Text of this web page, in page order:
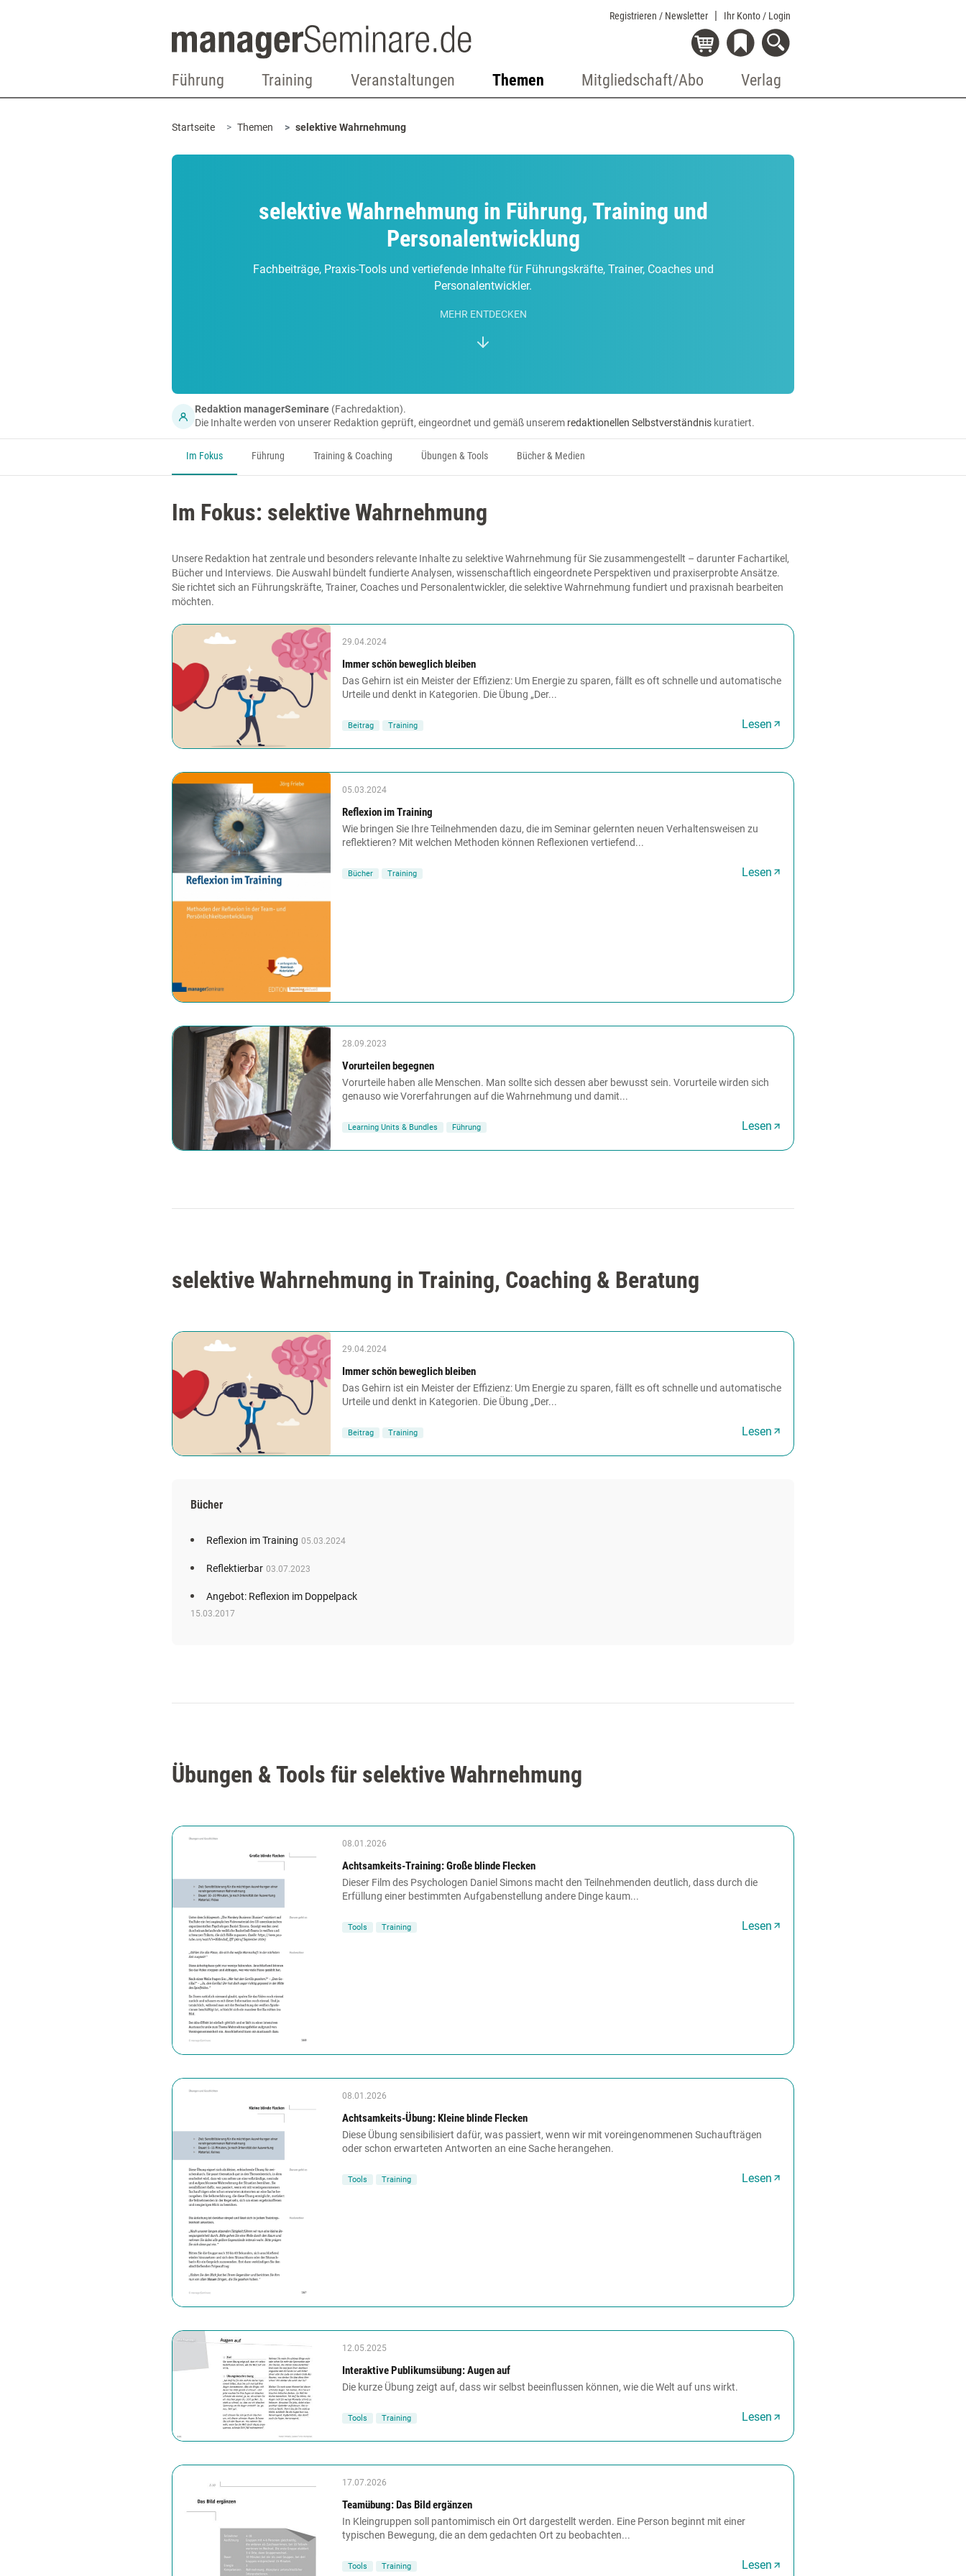
Registrieren / Newsletter Ihr Konto / Login
Führung Training Veranstaltungen Themen Mitgliedschaft/Abo Verlag
Startseite Themen selektive Wahrnehmung
selektive Wahrnehmung in Führung, Training und
Personalentwicklung
Fachbeiträge, Praxis-Tools und vertiefende Inhalte für Führungskräfte, Trainer, Coaches und
Personalentwickler.
MEHR ENTDECKEN
Redaktion managerSeminare (Fachredaktion).
Die Inhalte werden von unserer Redaktion geprüft, eingeordnet und gemäß unserem redaktionellen Selbstverständnis kuratiert.
Im Fokus Führung Training & Coaching Übungen & Tools Bücher & Medien
Im Fokus: selektive Wahrnehmung
Unsere Redaktion hat zentrale und besonders relevante Inhalte zu selektive Wahrnehmung für Sie zusammengestellt – darunter Fachartikel,
Bücher und Interviews. Die Auswahl bündelt fundierte Analysen, wissenschaftlich eingeordnete Perspektiven und praxiserprobte Ansätze.
Sie richtet sich an Führungskräfte, Trainer, Coaches und Personalentwickler, die selektive Wahrnehmung fundiert und praxisnah bearbeiten
möchten.
29.04.2024
Immer schön beweglich bleiben
Das Gehirn ist ein Meister der Effizienz: Um Energie zu sparen, fällt es oft schnelle und automatische
Urteile und denkt in Kategorien. Die Übung „Der...
Beitrag Training Lesen
05.03.2024
Reflexion im Training
Wie bringen Sie Ihre Teilnehmenden dazu, die im Seminar gelernten neuen Verhaltensweisen zu
reflektieren? Mit welchen Methoden können Reflexionen vertiefend...
Bücher Training Lesen
28.09.2023
Vorurteilen begegnen
Vorurteile haben alle Menschen. Man sollte sich dessen aber bewusst sein. Vorurteile wirden sich
genauso wie Vorerfahrungen auf die Wahrnehmung und damit...
Learning Units & Bundles Führung Lesen
selektive Wahrnehmung in Training, Coaching & Beratung
29.04.2024
Immer schön beweglich bleiben
Das Gehirn ist ein Meister der Effizienz: Um Energie zu sparen, fällt es oft schnelle und automatische
Urteile und denkt in Kategorien. Die Übung „Der...
Beitrag Training Lesen
Bücher
Reflexion im Training 05.03.2024
Reflektierbar 03.07.2023
Angebot: Reflexion im Doppelpack
15.03.2017
Übungen & Tools für selektive Wahrnehmung
08.01.2026
Achtsamkeits-Training: Große blinde Flecken
Dieser Film des Psychologen Daniel Simons macht den Teilnehmenden deutlich, dass durch die
Erfüllung einer bestimmten Aufgabenstellung andere Dinge kaum...
Tools Training Lesen
08.01.2026
Achtsamkeits-Übung: Kleine blinde Flecken
Diese Übung sensibilisiert dafür, was passiert, wenn wir mit voreingenommenen Suchaufträgen
oder schon erwarteten Antworten an eine Sache herangehen.
Tools Training Lesen
12.05.2025
Interaktive Publikumsübung: Augen auf
Die kurze Übung zeigt auf, dass wir selbst beeinflussen können, wie die Welt auf uns wirkt.
Tools Training Lesen
17.07.2026
Teamübung: Das Bild ergänzen
In Kleingruppen soll pantomimisch ein Ort dargestellt werden. Eine Person beginnt mit einer
typischen Bewegung, die an dem gedachten Ort zu beobachten...
Tools Training Lesen